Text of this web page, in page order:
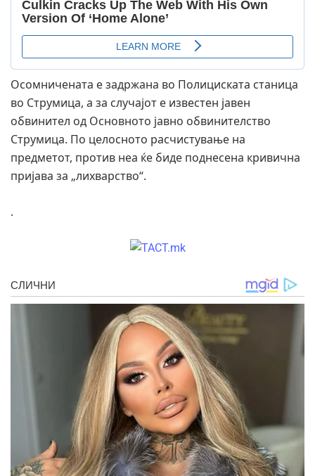
Осомничената е задржана во Полициската станица
во Струмица, а за случајот е известен јавен
обвинител од Основното јавно обвинителство
Струмица. По целосното расчистување на
предметот, против неа ќе биде поднесена кривична
пријава за „лихварство“.
.